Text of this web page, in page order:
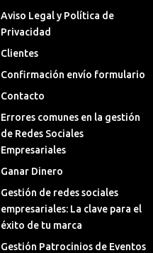
Aviso Legal y Política de
Privacidad
Clientes
Confirmación envío formulario
Contacto
Errores comunes en la gestión
de Redes Sociales
Empresariales
Ganar Dinero
Gestión de redes sociales
empresariales: La clave para el
éxito de tu marca
Gestión Patrocinios de Eventos